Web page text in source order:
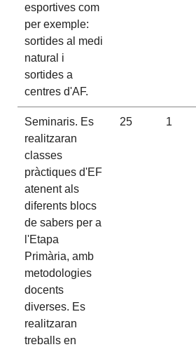
esportives com
per exemple:
sortides al medi
natural i
sortides a
centres d'AF.
Seminaris. Es
realitzaran
classes
pràctiques d'EF
atenent als
diferents blocs
de sabers per a
l'Etapa
Primària, amb
metodologies
docents
diverses. Es
realitzaran
treballs en
25 1